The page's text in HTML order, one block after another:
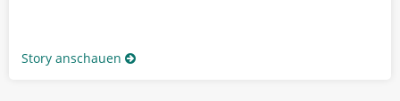
Story anschauen